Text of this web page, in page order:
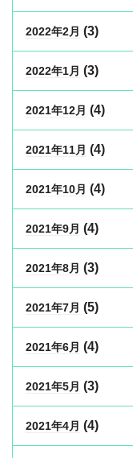
2022年2月 (3)
2022年1月 (3)
2021年12月 (4)
2021年11月 (4)
2021年10月 (4)
2021年9月 (4)
2021年8月 (3)
2021年7月 (5)
2021年6月 (4)
2021年5月 (3)
2021年4月 (4)